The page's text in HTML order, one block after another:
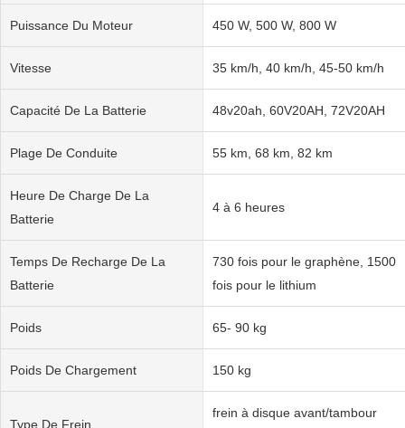
Puissance Du Moteur 450 W, 500 W, 800 W
Vitesse 35 km/h, 40 km/h, 45-50 km/h
Capacité De La Batterie 48v20ah, 60V20AH, 72V20AH
Plage De Conduite 55 km, 68 km, 82 km
Heure De Charge De La
Batterie
4 à 6 heures
Temps De Recharge De La
Batterie
730 fois pour le graphène, 1500
fois pour le lithium
Poids 65- 90 kg
Poids De Chargement 150 kg
Type De Frein
frein à disque avant/tambour